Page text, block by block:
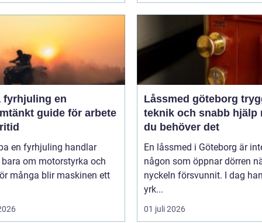
en
guide för arbete
en fyrhjuling handlar
om motorstyrka och
många blir maskinen ett
Låssmed göteborg trygghet,
teknik och snabb hjälp
du behöver det
En låssmed i Göteborg är
någon som öppnar dörren
nyckeln försvunnit. I dag
yrk...
01 juli 2026